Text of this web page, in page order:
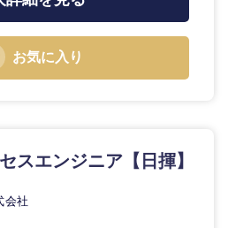
お気に入り
スエンジニア【日揮】
会社